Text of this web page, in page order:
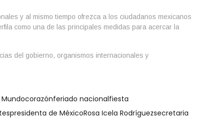
y al mismo tiempo ofrezca a los ciudadanos mexicanos
como una de las principales medidas para acercar la
del gobierno, organismos internacionales y
corazónferiado nacionalfiesta
presidenta de MéxicoRosa Icela Rodríguezsecretaria